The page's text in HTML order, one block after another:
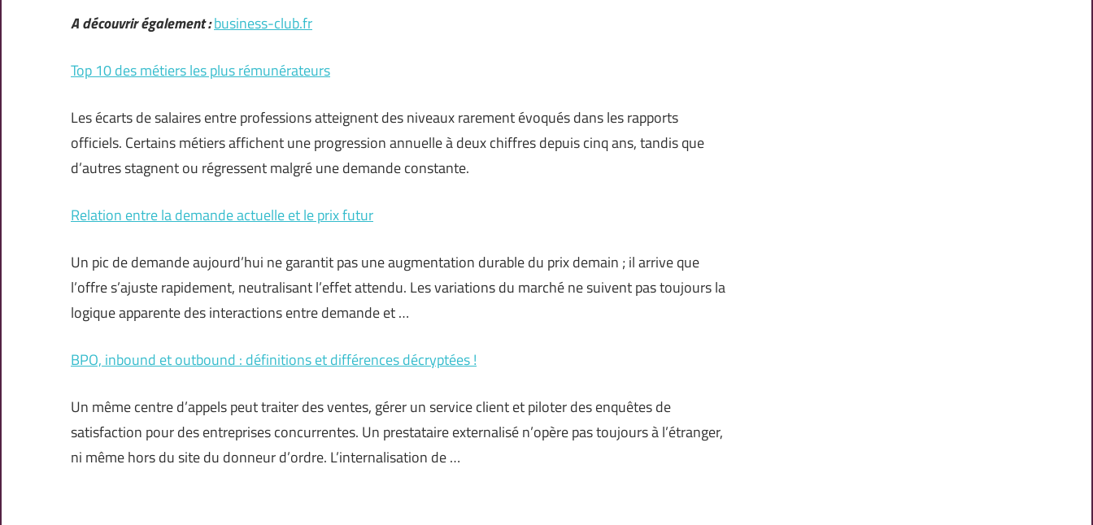
A découvrir également :business-club.fr
Top 10 des métiers les plus rémunérateurs
Les écarts de salaires entre professions atteignent des niveaux rarement évoqués dans les rapports
officiels. Certains métiers affichent une progression annuelle à deux chiffres depuis cinq ans, tandis que
d’autres stagnent ou régressent malgré une demande constante.
Relation entre la demande actuelle et le prix futur
Un pic de demande aujourd’hui ne garantit pas une augmentation durable du prix demain ; il arrive que
l’offre s’ajuste rapidement, neutralisant l’effet attendu. Les variations du marché ne suivent pas toujours la
logique apparente des interactions entre demande et …
BPO, inbound et outbound : définitions et différences décryptées !
Un même centre d’appels peut traiter des ventes, gérer un service client et piloter des enquêtes de
satisfaction pour des entreprises concurrentes. Un prestataire externalisé n’opère pas toujours à l’étranger,
ni même hors du site du donneur d’ordre. L’internalisation de …